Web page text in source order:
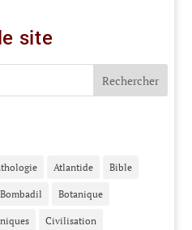
site
Atlantide Bible
Bombadil Botanique
Civilisation